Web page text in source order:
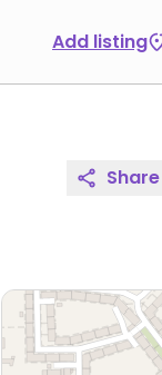
Add listing
Share